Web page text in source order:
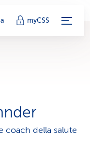
myCSS
coach della salute